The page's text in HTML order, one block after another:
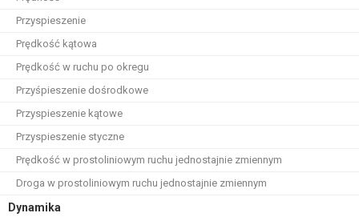
Przyspieszenie
Prędkość kątowa
Prędkość w ruchu po okregu
Przyśpieszenie dośrodkowe
Przyspieszenie kątowe
Przyspieszenie styczne
Prędkość w prostoliniowym ruchu jednostajnie zmiennym
Droga w prostoliniowym ruchu jednostajnie zmiennym
Dynamika